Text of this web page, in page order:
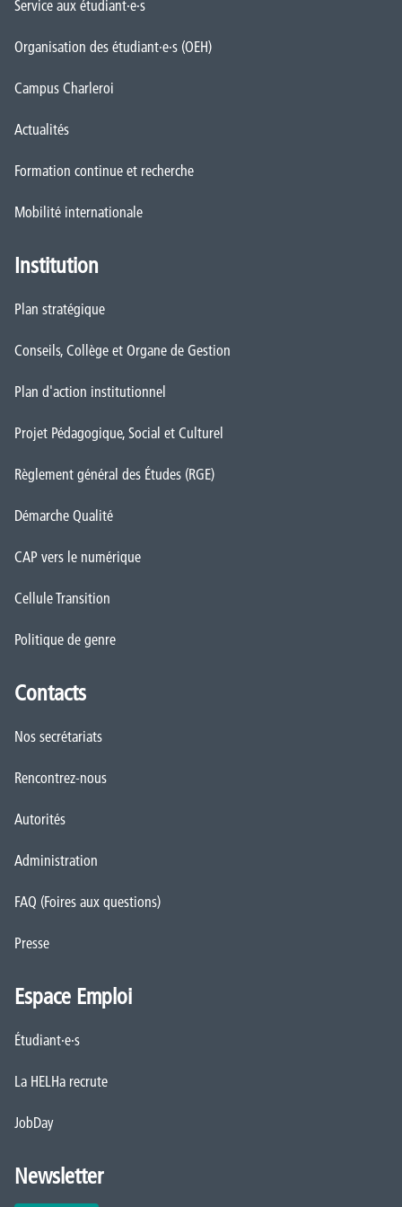
Service aux étudiant·e·s
Organisation des étudiant·e·s (OEH)
Campus Charleroi
Actualités
Formation continue et recherche
Mobilité internationale
Institution
Plan stratégique
Conseils, Collège et Organe de Gestion
Plan d'action institutionnel
Projet Pédagogique, Social et Culturel
Règlement général des Études (RGE)
Démarche Qualité
CAP vers le numérique
Cellule Transition
Politique de genre
Contacts
Nos secrétariats
Rencontrez-nous
Autorités
Administration
FAQ (Foires aux questions)
Presse
Espace Emploi
Étudiant·e·s
La HELHa recrute
JobDay
Newsletter